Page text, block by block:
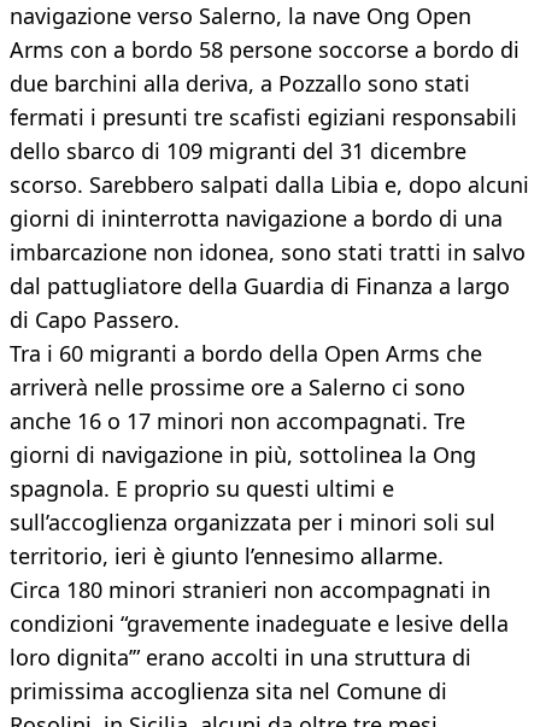
navigazione verso Salerno, la nave Ong Open
Arms con a bordo 58 persone soccorse a bordo di
due barchini alla deriva, a Pozzallo sono stati
fermati i presunti tre scafisti egiziani responsabili
dello sbarco di 109 migranti del 31 dicembre
scorso. Sarebbero salpati dalla Libia e, dopo alcuni
giorni di ininterrotta navigazione a bordo di una
imbarcazione non idonea, sono stati tratti in salvo
dal pattugliatore della Guardia di Finanza a largo
di Capo Passero.
Tra i 60 migranti a bordo della Open Arms che
arriverà nelle prossime ore a Salerno ci sono
anche 16 o 17 minori non accompagnati. Tre
giorni di navigazione in più, sottolinea la Ong
spagnola. E proprio su questi ultimi e
sull’accoglienza organizzata per i minori soli sul
territorio, ieri è giunto l’ennesimo allarme.
Circa 180 minori stranieri non accompagnati in
condizioni “gravemente inadeguate e lesive della
loro dignita’” erano accolti in una struttura di
primissima accoglienza sita nel Comune di